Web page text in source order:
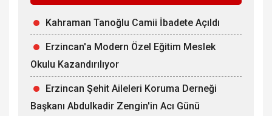
Kahraman Tanoğlu Camii İbadete Açıldı
Erzincan'a Modern Özel Eğitim Meslek
Okulu Kazandırılıyor
Erzincan Şehit Aileleri Koruma Derneği
Başkanı Abdulkadir Zengin'in Acı Günü